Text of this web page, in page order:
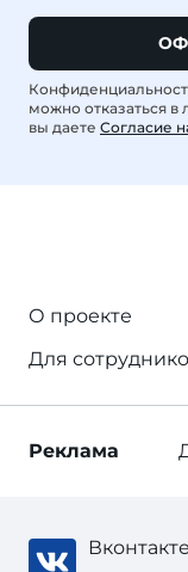
можно отказаться
вы даете Согласие
О проекте
Для
Реклама
Вконтакте